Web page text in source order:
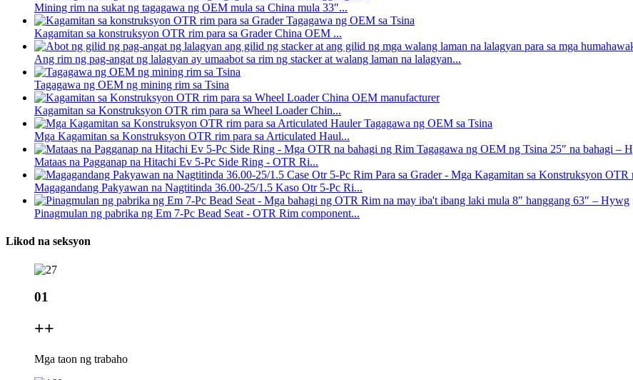
Mining rim na sukat ng tagagawa ng OEM mula sa China mula 33″...
Kagamitan sa konstruksyon OTR rim para sa Grader China OEM ...
Ang rim ng pag-angat ng lalagyan ay umaabot sa rim ng stacker at walang laman na lalagyan...
Tagagawa ng OEM ng mining rim sa Tsina
Kagamitan sa Konstruksyon OTR rim para sa Wheel Loader Chin...
Mga Kagamitan sa Konstruksyon OTR rim para sa Articulated Haul...
Mataas na Pagganap na Hitachi Ev 5-Pc Side Ring - OTR Ri...
Magagandang Pakyawan na Nagtitinda 36.00-25/1.5 Kaso Otr 5-Pc Ri...
Pinagmulan ng pabrika ng Em 7-Pc Bead Seat - OTR Rim component...
Likod na seksyon
01
++
Mga taon ng trabaho